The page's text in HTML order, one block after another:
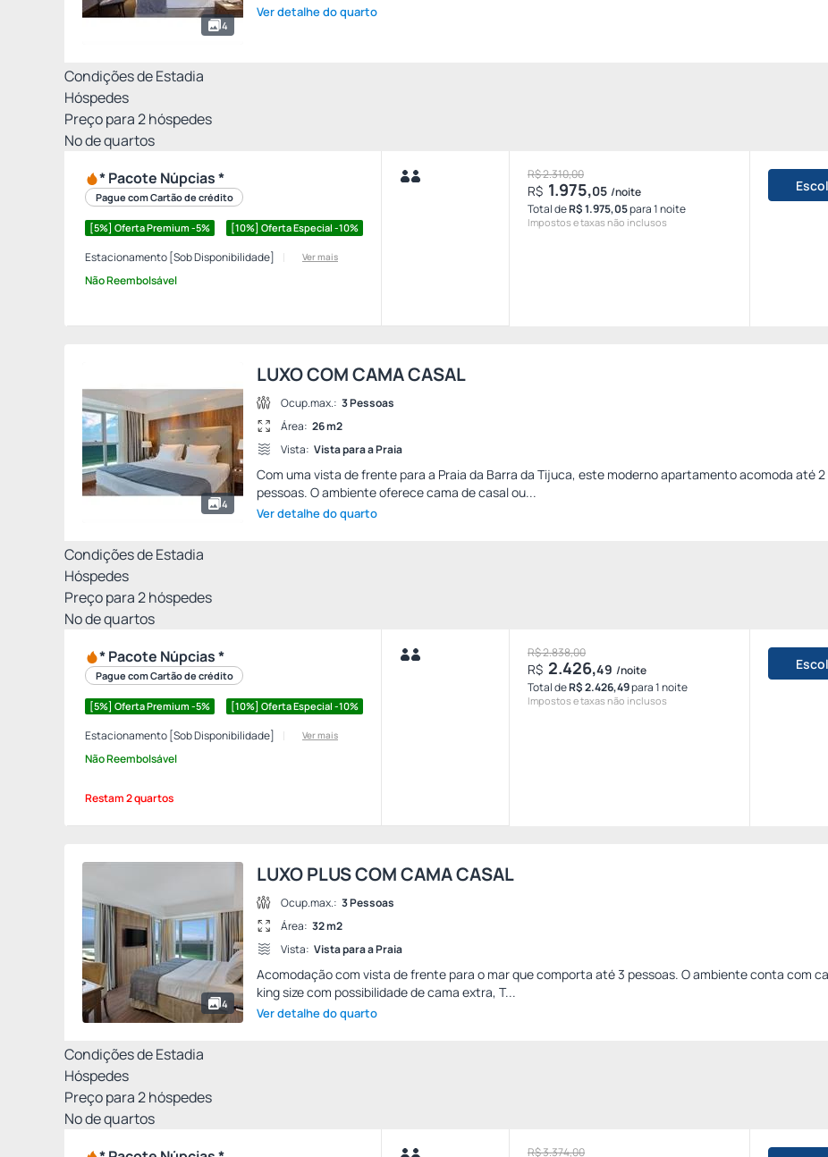
4
Ver detalhe do quarto
Condições de Estadia
Hóspedes
Preço para2hóspedes
Nº de quartos
* Pacote Núpcias *
Pague com Cartão de crédito
[5%] Oferta Premium -5% [10%] Oferta Especial -10%
Estacionamento [Sob Disponibilidade] Ver mais
Não Reembolsável
R$ 2.310,00
R$ 1.975,05 /noite
Total deR$ 1.975,05para 1 noite
Impostos e taxas não inclusos
4
LUXO COM CAMA CASAL
Ocup.max.: 3 Pessoas
Área: 26 m2
Vista: Vista para a Praia
Com uma vista de frente para a Praia da Barra da Tijuca, este moderno apartamento acomoda até 2
pessoas. O ambiente oferece cama de casal ou...
Ver detalhe do quarto
Condições de Estadia
Hóspedes
Preço para2hóspedes
Nº de quartos
* Pacote Núpcias *
Pague com Cartão de crédito
[5%] Oferta Premium -5% [10%] Oferta Especial -10%
Estacionamento [Sob Disponibilidade] Ver mais
Não Reembolsável
Restam 2 quartos
R$ 2.838,00
R$ 2.426,49 /noite
Total deR$ 2.426,49para 1 noite
Impostos e taxas não inclusos
4
LUXO PLUS COM CAMA CASAL
Ocup.max.: 3 Pessoas
Área: 32 m2
Vista: Vista para a Praia
Acomodação com vista de frente para o mar que comporta até 3 pessoas. O ambiente conta com
king size com possibilidade de cama extra, T...
Ver detalhe do quarto
Condições de Estadia
Hóspedes
Preço para2hóspedes
Nº de quartos
R$ 3.374,00